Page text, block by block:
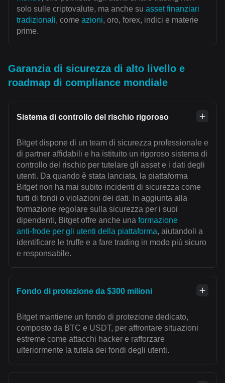
solo sulle criptovalute, ma anche su asset finanziari
tradizionali, come azioni, oro, forex, indici e materie
prime.
Garanzia di sicurezza di alto livello e
roadmap di compliance mondiale
Sistema di controllo del rischio rigoroso
Bitget dispone di un team di sicurezza professionale e
di partner affidabili e ha istituito un rigoroso sistema di
controllo del rischio per tutelare gli asset e i dati degli
utenti. Da quando è stata lanciata, la piattaforma
Bitget non ha mai subito incidenti di sicurezza come
furti di fondi o violazioni dei dati. In aggiunta alla
formazione regolare sulla sicurezza per i suoi
dipendenti, Bitget offre anche una formazione
anti‑frode per gli utenti della piattaforma, aiutandoli a
identificare le truffe e a fare trading in modo più sicuro
e responsabile.
Fondo di protezione da $300 milioni
Bitget mantiene un fondo di protezione dedicato,
composto da BTC e USDT, per affrontare situazioni
estreme come attacchi hacker e rafforzare
ulteriormente la tutela dei fondi degli utenti.